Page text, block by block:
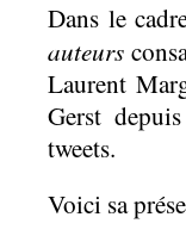
Dans le
auteurs
Laurent
Gerst
tweets.
Voici sa